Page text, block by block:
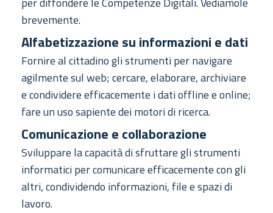
brevemente.
Alfabetizzazione su informazioni e dati
Fornire al cittadino gli strumenti per navigare
agilmente sul web; cercare, elaborare, archiviare
e condividere efficacemente i dati offline e online;
fare un uso sapiente dei motori di ricerca.
Comunicazione e collaborazione
Sviluppare la capacità di sfruttare gli strumenti
informatici per comunicare efficacemente con gli
altri, condividendo informazioni, file e spazi di
lavoro.